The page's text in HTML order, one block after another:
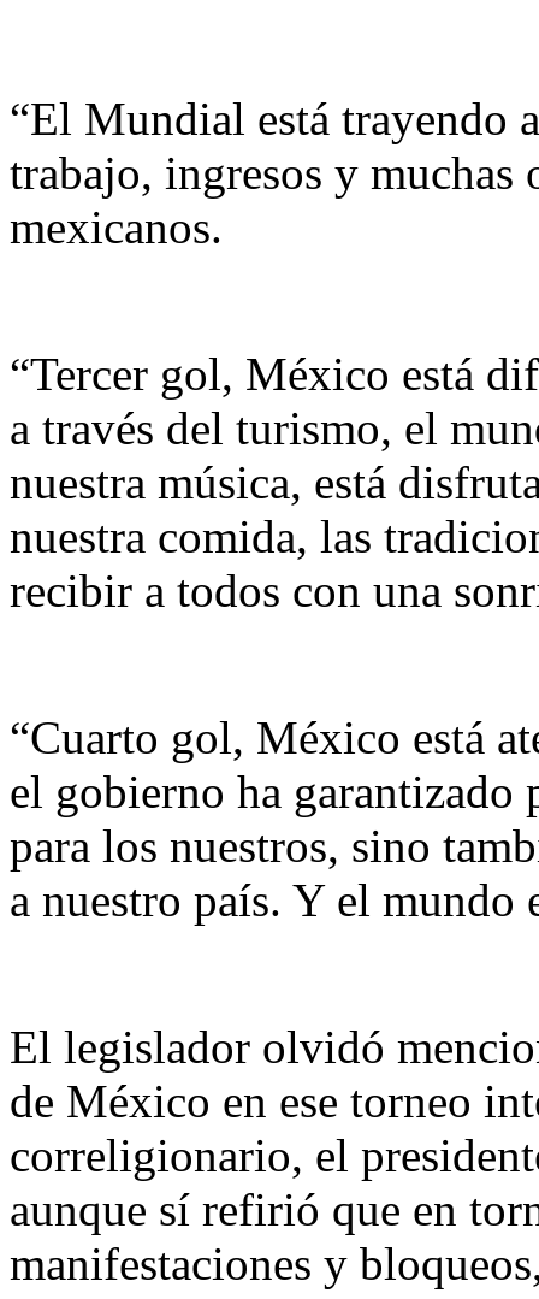
“El Mundial está trayendo
trabajo, ingresos y muchas
mexicanos.
“Tercer gol, México está
a través del turismo, el
nuestra música, está
nuestra comida, las
recibir a todos con una
“Cuarto gol, México está
el gobierno ha garantizado
para los nuestros, sino
a nuestro país. Y el mundo
El legislador olvidó
de México en ese torneo
correligionario, el
aunque sí refirió que en
manifestaciones y